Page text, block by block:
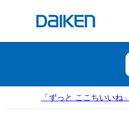
「ずっと ここちいい